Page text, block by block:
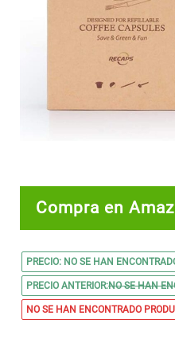
Compra en
PRECIO: NO SE HAN
PRECIO ANTERIOR:NO SE HAN
NO SE HAN ENCONTRADO